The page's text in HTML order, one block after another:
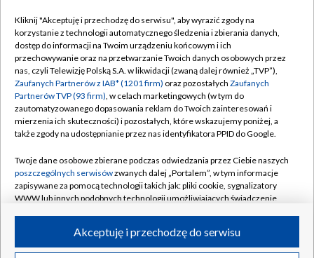
TVP
Abonament TVP
Emisja w TVP
Centrum informacji TVP
Naziemna Telewizja Cyfrowa
Rada Programowa
System NOS
Informacje o nadawcy
Program dla prasy
Regulamin TVP
Polityka prywatności
Moje zgody
Pomoc
Kontakt
Kanały
©2026 Telewizja Polska S.A. w likwidacji
Kliknij "Akceptuję i przechodzę do serwisu", aby wyrazić zgody na
korzystanie z technologii automatycznego śledzenia i zbierania danych,
dostęp do informacji na Twoim urządzeniu końcowym i ich
przechowywanie oraz na przetwarzanie Twoich danych osobowych przez
nas, czyli Telewizję Polską S.A. w likwidacji (zwaną dalej również „TVP”),
Zaufanych Partnerów z IAB* (1201 firm) oraz pozostałych Zaufanych
Partnerów TVP (93 firm), w celach marketingowych (w tym do
zautomatyzowanego dopasowania reklam do Twoich zainteresowań i
mierzenia ich skuteczności) i pozostałych, które wskazujemy poniżej, a
także zgody na udostępnianie przez nas identyfikatora PPID do Google.
Twoje dane osobowe zbierane podczas odwiedzania przez Ciebie naszych
poszczególnych serwisówzwanych dalej „Portalem”, w tym informacje
zapisywane za pomocą technologii takich jak: pliki cookie, sygnalizatory
WWW lub innych podobnych technologii umożliwiających świadczenie
ruchu w Internecie.Akceptuję i przechodzę do serwisu